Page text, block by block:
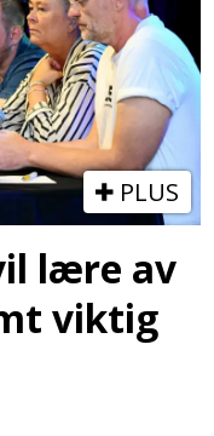
PLUS
lære av
viktig